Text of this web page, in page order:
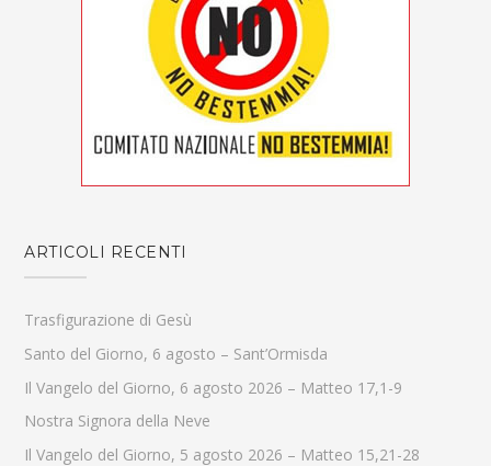
ARTICOLI RECENTI
Trasfigurazione di Gesù
Santo del Giorno, 6 agosto – Sant’Ormisda
Il Vangelo del Giorno, 6 agosto 2026 – Matteo 17,1-9
Nostra Signora della Neve
Il Vangelo del Giorno, 5 agosto 2026 – Matteo 15,21-28